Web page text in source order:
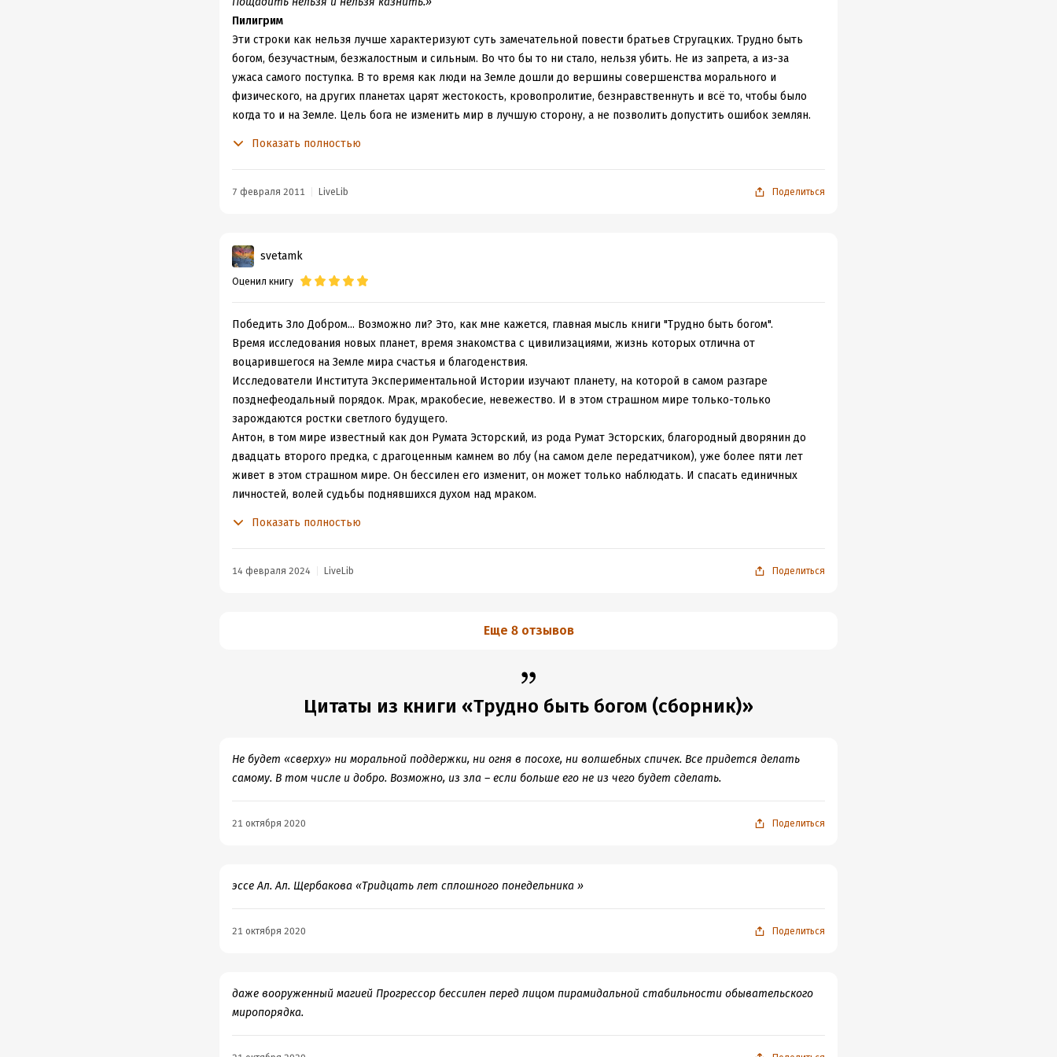
В общем итоге после этой книги было куплено собарние сочинений авторов в 12ти томах!!! :)
Пилигрим
Эти строки как нельзя лучше характеризуют суть замечательной повести братьев Стругацких. Трудно быть
богом, безучастным, безжалостным и сильным. Во что бы то ни стало, нельзя убить. Не из запрета, а из-за
ужаса самого поступка. В то время как люди на Земле дошли до вершины совершенства морального и
физического, на других планетах царят жестокость, кровопролитие, безнравственнуть и всё то, чтобы было
когда то и на Земле. Цель бога не изменить мир в лучшую сторону, а не позволить допустить ошибок землян.
быть может мало произведений заставят меня отложить книгу в сторону и думать, думать, думать, или
Показать полностью
7 февраля 2011 LiveLib Поделиться
svetamk
Оценил книгу
Победить Зло Добром... Возможно ли? Это, как мне кажется, главная мысль книги "Трудно быть богом".
Время исследования новых планет, время знакомства с цивилизациями, жизнь которых отлична от
воцарившегося на Земле мира счастья и благоденствия.
Исследователи Института Экспериментальной Истории изучают планету, на которой в самом разгаре
позднефеодальный порядок. Мрак, мракобесие, невежество. И в этом страшном мире только-только
зарождаются ростки светлого будущего.
Антон, в том мире известный как дон Румата Эсторский, из рода Румат Эсторских, благородный дворянин до
двадцать второго предка, с драгоценным камнем во лбу (на самом деле передатчиком), уже более пяти лет
живет в этом страшном мире. Он бессилен его изменит, он может только наблюдать. И спасать единичных
личностей, волей судьбы поднявшихся духом над мраком.
Страшная книга, безисходная, мрачная. И так не хочется делать вывод - зло не истребимо. И ход истории не
Показать полностью
14 февраля 2024 LiveLib Поделиться
Еще 8 отзывов
Цитаты из книги «Трудно быть богом (сборник)»
Не будет «сверху» ни моральной поддержки, ни огня в посохе, ни волшебных спичек. Все придется делать
самому. В том числе и добро. Возможно, из зла – если больше его не из чего будет сделать.
21 октября 2020 Поделиться
эссе Ал. Ал. Щербакова «Тридцать лет сплошного понедельника »
21 октября 2020 Поделиться
даже вооруженный магией Прогрессор бессилен перед лицом пирамидальной стабильности обывательского
миропорядка.